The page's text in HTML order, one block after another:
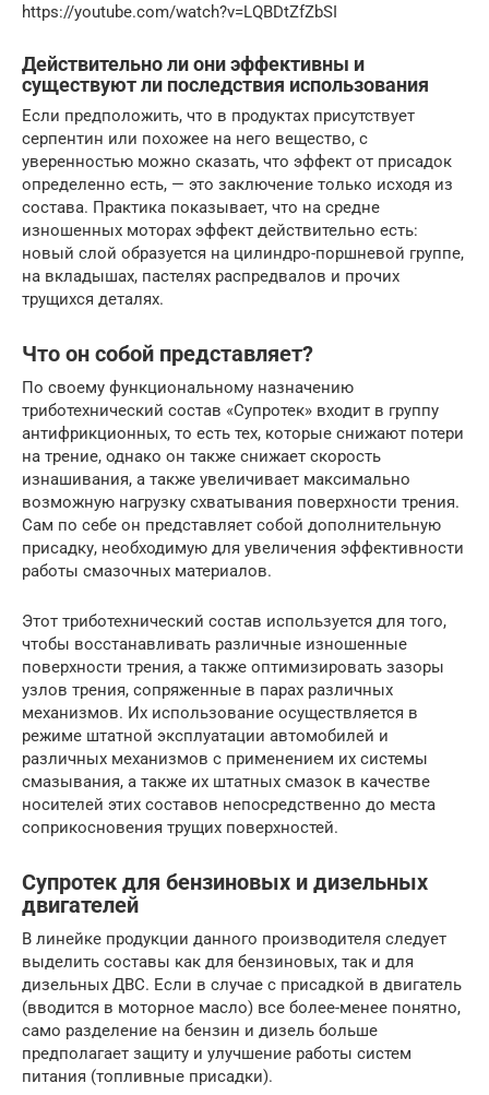
https://youtube.com/watch?v=LQBDtZfZbSI
Действительно ли они эффективны и
существуют ли последствия использования
Если предположить, что в продуктах присутствует
серпентин или похожее на него вещество, с
уверенностью можно сказать, что эффект от присадок
определенно есть, — это заключение только исходя из
состава. Практика показывает, что на средне
изношенных моторах эффект действительно есть:
новый слой образуется на цилиндро-поршневой группе,
на вкладышах, пастелях распредвалов и прочих
трущихся деталях.
Что он собой представляет?
По своему функциональному назначению
триботехнический состав «Супротек» входит в группу
антифрикционных, то есть тех, которые снижают потери
на трение, однако он также снижает скорость
изнашивания, а также увеличивает максимально
возможную нагрузку схватывания поверхности трения.
Сам по себе он представляет собой дополнительную
присадку, необходимую для увеличения эффективности
работы смазочных материалов.
Этот триботехнический состав используется для того,
чтобы восстанавливать различные изношенные
поверхности трения, а также оптимизировать зазоры
узлов трения, сопряженные в парах различных
механизмов. Их использование осуществляется в
режиме штатной эксплуатации автомобилей и
различных механизмов с применением их системы
смазывания, а также их штатных смазок в качестве
носителей этих составов непосредственно до места
соприкосновения трущих поверхностей.
Супротек для бензиновых и дизельных
двигателей
В линейке продукции данного производителя следует
выделить составы как для бензиновых, так и для
дизельных ДВС. Если в случае с присадкой в двигатель
(вводится в моторное масло) все более-менее понятно,
само разделение на бензин и дизель больше
предполагает защиту и улучшение работы систем
питания (топливные присадки).